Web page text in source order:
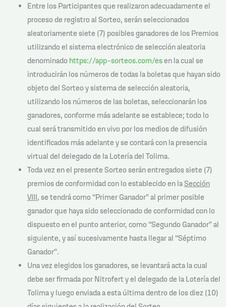
Entre los Participantes que realizaron adecuadamente el
proceso de registro al Sorteo, serán seleccionados
aleatoriamente siete (7) posibles ganadores de los Premios
utilizando el sistema electrónico de selección aleatoria
denominado https://app-sorteos.com/esen la cual se
introducirán los números de todas la boletas que hayan sido
objeto del Sorteo y sistema de selección aleatoria,
utilizando los números de las boletas, seleccionarán los
ganadores, conforme más adelante se establece; todo lo
cual será transmitido en vivo por los medios de difusión
identificados más adelante y se contará con la presencia
virtual del delegado de la Lotería del Tolima.
Toda vez en el presente Sorteo serán entregados siete (7)
premios de conformidad con lo establecido en laSección
VIII, se tendrá como “Primer Ganador” al primer posible
ganador que haya sido seleccionado de conformidad con lo
dispuesto en el punto anterior, como “Segundo Ganador” al
siguiente, y así sucesivamente hasta llegar al “Séptimo
Ganador”.
Una vez elegidos los ganadores, se levantará acta la cual
debe ser firmada por Nitrofert y el delegado de la Lotería del
Tolima y luego enviada a esta última dentro de los diez (10)